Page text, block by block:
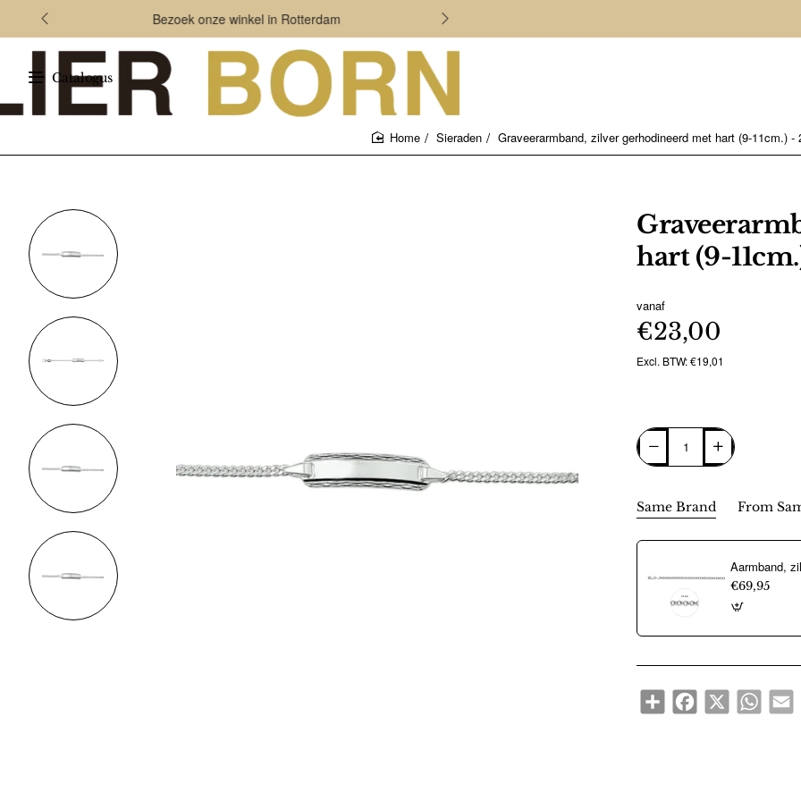
Bezoek onze winkel in Rotterdam
Catalogus
Sieraden Graveerarmband, zilver gerhodineerd met hart (9-11cm.) -
hart (9-
vanaf
€23,00
Excl. BTW: €19,01
Same Brand From
€69,95
ShareFacebook
X